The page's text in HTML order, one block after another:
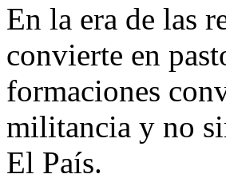
En la era de las
convierte en
formaciones
militancia y no
El País.